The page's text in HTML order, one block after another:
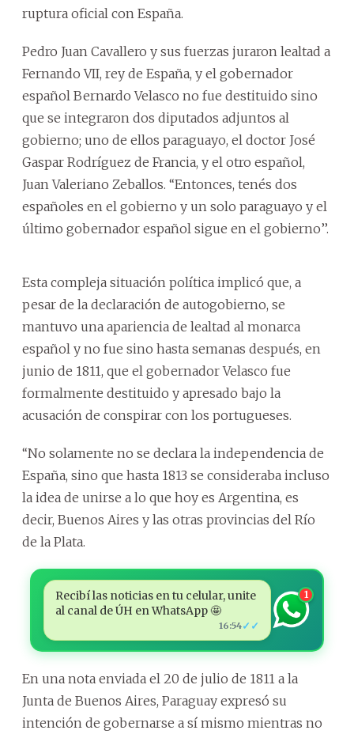
ruptura oficial con España.
Pedro Juan Cavallero y sus fuerzas juraron lealtad a
Fernando VII, rey de España, y el gobernador
español Bernardo Velasco no fue destituido sino
que se integraron dos diputados adjuntos al
gobierno; uno de ellos paraguayo, el doctor José
Gaspar Rodríguez de Francia, y el otro español,
Juan Valeriano Zeballos. ‘‘Entonces, tenés dos
españoles en el gobierno y un solo paraguayo y el
último gobernador español sigue en el gobierno’’.
Esta compleja situación política implicó que, a
pesar de la declaración de autogobierno, se
mantuvo una apariencia de lealtad al monarca
español y no fue sino hasta semanas después, en
junio de 1811, que el gobernador Velasco fue
formalmente destituido y apresado bajo la
acusación de conspirar con los portugueses.
‘‘No solamente no se declara la independencia de
España, sino que hasta 1813 se consideraba incluso
la idea de unirse a lo que hoy es Argentina, es
decir, Buenos Aires y las otras provincias del Río
de la Plata.
Recibí las noticias en tu celular, unite
al canal de ÚH en WhatsApp 🤩
16:54✓✓
1
En una nota enviada el 20 de julio de 1811 a la
Junta de Buenos Aires, Paraguay expresó su
intención de gobernarse a sí mismo mientras no